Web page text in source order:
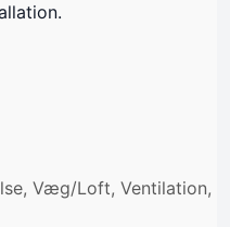
Væg/Loft, Ventilation,